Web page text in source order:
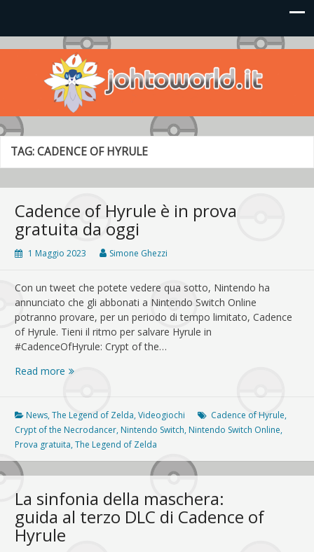
Johto World
Le novità più frizzanti dall'universo Pokémon e Nintendo
TAG:CADENCE OF HYRULE
Cadence of Hyrule è in prova
gratuita da oggi
1 Maggio 2023 Simone Ghezzi
Con un tweet che potete vedere qua sotto, Nintendo ha
annunciato che gli abbonati a Nintendo Switch Online
potranno provare, per un periodo di tempo limitato, Cadence
of Hyrule. Tieni il ritmo per salvare Hyrule in
#CadenceOfHyrule: Crypt of the…
Read more Cadence
Hyrule
è
in
prova
gratuita
da
News,The Legend of Zelda,Videogiochi Cadence of Hyrule,
Crypt of the Necrodancer, Nintendo Switch, Nintendo Switch Online,
Prova gratuita,The Legend of Zelda
La sinfonia della maschera:
guida al terzo DLC di Cadence of
Hyrule